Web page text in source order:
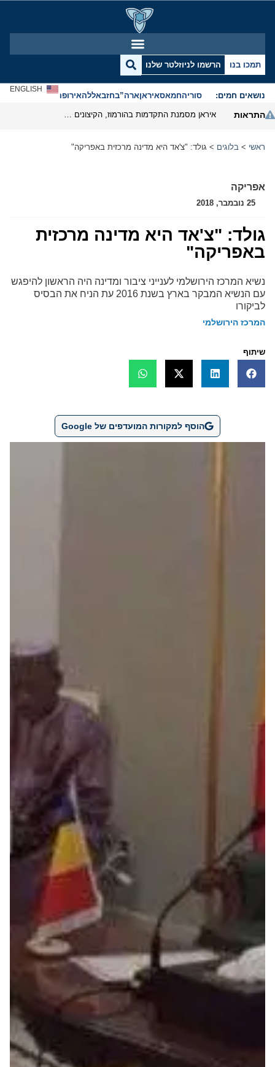
תמכו בנו הרשמו לניוזלטר שלנו
נושאים חמים: סוריהחמאסאיראןארה”בחזבאללהאירופהאנטישמיות
ENGLISH
התראות
ראשי > בלוגים > גולד: "צ'אד היא מדינה מרכזית באפריקה"
אפריקה
25 נובמבר, 2018
גולד: "צ'אד היא מדינה מרכזית
באפריקה"
נשיא המרכז הירושלמי לענייני ציבור ומדינה היה הראשון להיפגש
עם הנשיא המבקר בארץ בשנת 2016 עת הניח את הבסיס
לביקורו
המרכז הירושלמי
שיתוף
הוסף למקורות המועדפים של Google